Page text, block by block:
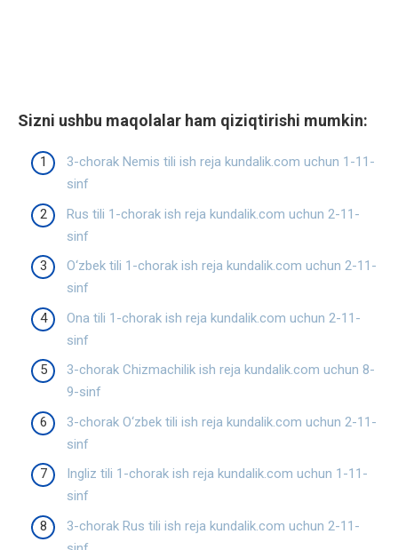
Sizni ushbu maqolalar ham qiziqtirishi mumkin:
3-chorak Nemis tili ish reja kundalik.com uchun 1-11-
sinf
Rus tili 1-chorak ish reja kundalik.com uchun 2-11-
sinf
O‘zbek tili 1-chorak ish reja kundalik.com uchun 2-11-
sinf
Ona tili 1-chorak ish reja kundalik.com uchun 2-11-
sinf
3-chorak Chizmachilik ish reja kundalik.com uchun 8-
9-sinf
3-chorak O‘zbek tili ish reja kundalik.com uchun 2-11-
sinf
Ingliz tili 1-chorak ish reja kundalik.com uchun 1-11-
sinf
3-chorak Rus tili ish reja kundalik.com uchun 2-11-